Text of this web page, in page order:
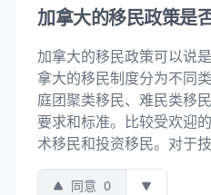
加拿大的移民政策是
加拿大的移民政策可以说
拿大的移民制度分为不同
庭团聚类移民、难民类移
要求和标准。比较受欢迎
术移民和投资移民。对于技
同意 0